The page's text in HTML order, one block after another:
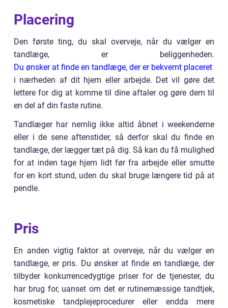
Placering
Den første ting, du skal overveje, når du vælger en
tandlæge, er beliggenheden.
Du ønsker at finde en tandlæge, der er bekvemt placeret
i nærheden af dit hjem eller arbejde. Det vil gøre det
lettere for dig at komme til dine aftaler og gøre dem til
en del af din faste rutine.
Tandlæger har nemlig ikke altid åbnet i weekenderne
eller i de sene aftenstider, så derfor skal du finde en
tandlæge, der lægger tæt på dig. Så kan du få mulighed
for at inden tage hjem lidt før fra arbejde eller smutte
for en kort stund, uden du skal bruge længere tid på at
pendle.
Pris
En anden vigtig faktor at overveje, når du vælger en
tandlæge, er pris. Du ønsker at finde en tandlæge, der
tilbyder konkurrencedygtige priser for de tjenester, du
har brug for, uanset om det er rutinemæssige tandtjek,
kosmetiske tandplejeprocedurer eller endda mere